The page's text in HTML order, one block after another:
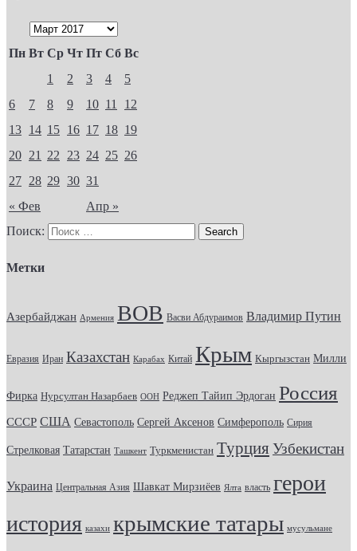
Пн Вт Ср Чт Пт Сб Вс
« Фев Апр »
1 2 3 4
5
6
7 8 9 10 11
12
13 14 15 16 17 18 19
20 21 22 23 24 25 26
27 28 29 30 31
Поиск:
Метки
Азербайджан Армения ВОВ Васви Абдураимов Владимир Путин
Евразия Иран Казахстан Карабах Китай Крым Кыргызстан Милли
Фирка Нурсултан Назарбаев ООН Реджеп Тайип Эрдоган Россия
СССР США Севастополь Сергей Аксенов Симферополь Сирия
Стрелковая Татарстан Ташкент Туркменистан Турция Узбекистан
Украина Центральная Азия Шавкат Мирзиёев Ялта власть герои
история казахи крымские татары мусульмане